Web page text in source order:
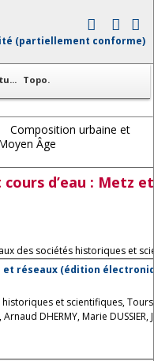
(partiellement conforme)
Topo.
Composition urbaine et
Âge
d’eau : Metz
des sociétés historiques et
et réseaux (édition
et scientifiques,
DHERMY, Marie